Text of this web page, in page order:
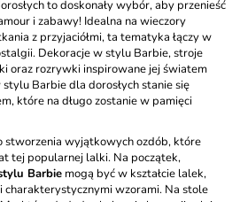
to doskonały wybór, aby przenieść
i zabawy! Idealna na wieczory
z przyjaciółmi, ta tematyka łączy w
Dekoracje w stylu Barbie, stroje
oraz rozrywki inspirowane jej światem
Barbie dla dorosłych stanie się
które na długo zostanie w pamięci
stworzenia wyjątkowych ozdób, które
tej popularnej lalki. Na początek,
Barbie mogą być w kształcie lalek,
wzorami. Na stole